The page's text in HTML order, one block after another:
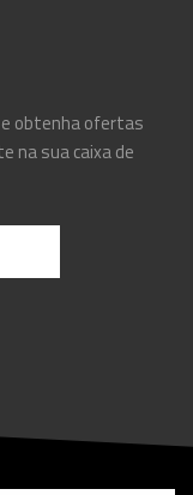
obtenha ofertas
na sua caixa de